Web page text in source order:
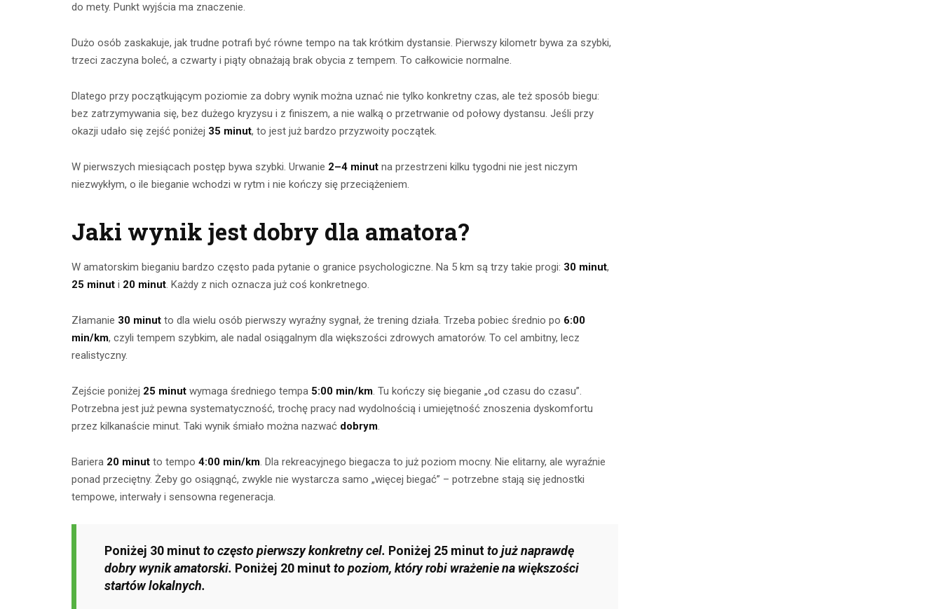
do mety. Punkt wyjścia ma znaczenie.
Dużo osób zaskakuje, jak trudne potrafi być równe tempo na tak krótkim dystansie. Pierwszy kilometr bywa za szybki,
trzeci zaczyna boleć, a czwarty i piąty obnażają brak obycia z tempem. To całkowicie normalne.
Dlatego przy początkującym poziomie za dobry wynik można uznać nie tylko konkretny czas, ale też sposób biegu:
bez zatrzymywania się, bez dużego kryzysu i z finiszem, a nie walką o przetrwanie od połowy dystansu. Jeśli przy
okazji udało się zejść poniżej 35 minut, to jest już bardzo przyzwoity początek.
W pierwszych miesiącach postęp bywa szybki. Urwanie 2–4 minut na przestrzeni kilku tygodni nie jest niczym
niezwykłym, o ile bieganie wchodzi w rytm i nie kończy się przeciążeniem.
Jaki wynik jest dobry dla amatora?
W amatorskim bieganiu bardzo często pada pytanie o granice psychologiczne. Na 5 km są trzy takie progi: 30 minut,
25 minut i 20 minut. Każdy z nich oznacza już coś konkretnego.
Złamanie 30 minut to dla wielu osób pierwszy wyraźny sygnał, że trening działa. Trzeba pobiec średnio po 6:00
min/km, czyli tempem szybkim, ale nadal osiągalnym dla większości zdrowych amatorów. To cel ambitny, lecz
realistyczny.
Zejście poniżej 25 minut wymaga średniego tempa 5:00 min/km. Tu kończy się bieganie „od czasu do czasu”.
Potrzebna jest już pewna systematyczność, trochę pracy nad wydolnością i umiejętność znoszenia dyskomfortu
przez kilkanaście minut. Taki wynik śmiało można nazwać dobrym.
Bariera 20 minut to tempo 4:00 min/km. Dla rekreacyjnego biegacza to już poziom mocny. Nie elitarny, ale wyraźnie
ponad przeciętny. Żeby go osiągnąć, zwykle nie wystarcza samo „więcej biegać” – potrzebne stają się jednostki
tempowe, interwały i sensowna regeneracja.
Poniżej 30 minutto często pierwszy konkretny cel. Poniżej 25 minutto już naprawdę
dobry wynik amatorski. Poniżej 20 minutto poziom, który robi wrażenie na większości
startów lokalnych.